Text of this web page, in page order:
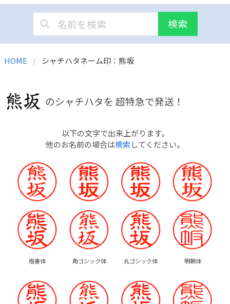
検索
HOME シャチハタネーム印：熊坂
のシャチハタを 超特急で発送！
以下の文字で出来上がります。
他のお名前の場合は検索してください。
楷書体 角ゴシック体 丸ゴシック体 明朝体